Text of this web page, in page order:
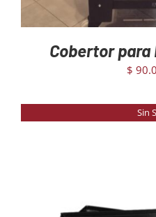
Cobertor para
$
Sin